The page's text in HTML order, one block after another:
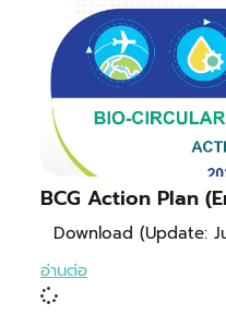
BCG Action Plan
Download (Update:
อ่านต่อ